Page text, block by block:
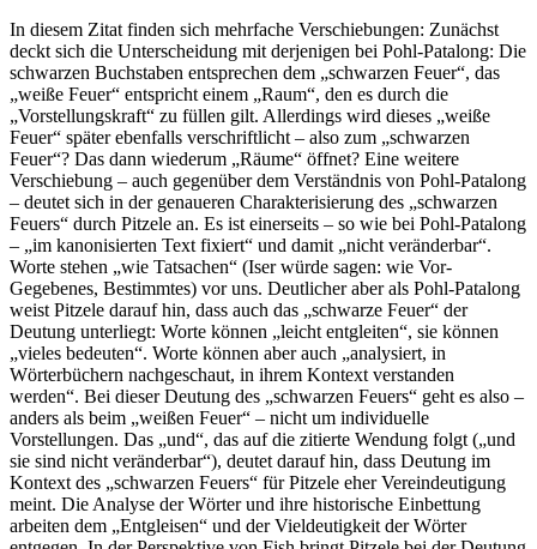
In diesem Zitat finden sich mehrfache Verschiebungen: Zunächst
deckt sich die Unterscheidung mit derjenigen bei Pohl-Patalong: Die
schwarzen Buchstaben entsprechen dem „schwarzen Feuer“, das
„weiße Feuer“ entspricht einem „Raum“, den es durch die
„Vorstellungskraft“ zu füllen gilt. Allerdings wird dieses „weiße
Feuer“ später ebenfalls verschriftlicht – also zum „schwarzen
Feuer“? Das dann wiederum „Räume“ öffnet? Eine weitere
Verschiebung – auch gegenüber dem Verständnis von Pohl-Patalong
– deutet sich in der genaueren Charakterisierung des „schwarzen
Feuers“ durch Pitzele an. Es ist einerseits – so wie bei Pohl-Patalong
– „im kanonisierten Text fixiert“ und damit „nicht veränderbar“.
Worte stehen „wie Tatsachen“ (Iser würde sagen: wie Vor-
Gegebenes, Bestimmtes) vor uns. Deutlicher aber als Pohl-Patalong
weist Pitzele darauf hin, dass auch das „schwarze Feuer“ der
Deutung unterliegt: Worte können „leicht entgleiten“, sie können
„vieles bedeuten“. Worte können aber auch „analysiert, in
Wörterbüchern nachgeschaut, in ihrem Kontext verstanden
werden“. Bei dieser Deutung des „schwarzen Feuers“ geht es also –
anders als beim „weißen Feuer“ – nicht um individuelle
Vorstellungen. Das „und“, das auf die zitierte Wendung folgt („und
sie sind nicht veränderbar“), deutet darauf hin, dass Deutung im
Kontext des „schwarzen Feuers“ für Pitzele eher Vereindeutigung
meint. Die Analyse der Wörter und ihre historische Einbettung
arbeiten dem „Entgleisen“ und der Vieldeutigkeit der Wörter